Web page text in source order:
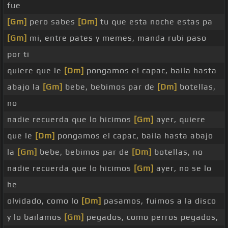
fue
[Gm] pero sabes [Dm] tu que esta noche estas pa
[Gm] mi, entre pates y memes, manda rubi paso
por ti
quiere que le [Dm] pongamos el capac, baila hasta
abajo la [Gm] bebe, bebimos par de [Dm] botellas,
no
nadie recuerda que lo hicimos [Gm] ayer, quiere
que le [Dm] pongamos el capac, baila hasta abajo
la [Gm] bebe, bebimos par de [Dm] botellas, no
nadie recuerda que lo hicimos [Gm] ayer, no se lo
he
olvidado, como lo [Dm] pasamos, fuimos a la disco
y lo bailamos [Gm] pegados, como perros pegados,